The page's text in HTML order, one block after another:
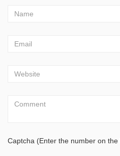
Captcha (Enter the number on the